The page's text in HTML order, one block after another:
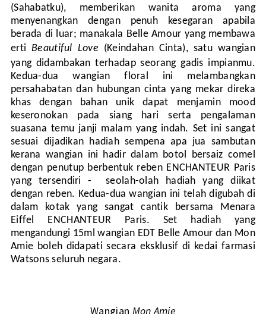
(Sahabatku), memberikan wanita aroma yang
menyenangkan dengan penuh kesegaran apabila
berada di luar; manakala Belle Amour yang membawa
ertiBeautiful Love (Keindahan Cinta), satu wangian
yang didambakan terhadap seorang gadis impianmu.
Kedua-dua wangian floral ini melambangkan
persahabatan dan hubungan cinta yang mekar direka
khas dengan bahan unik dapat menjamin mood
keseronokan pada siang hari serta pengalaman
suasana temu janji malam yang indah. Set ini sangat
sesuai dijadikan hadiah sempena apa jua sambutan
kerana wangian ini hadir dalam botol bersaiz comel
dengan penutup berbentuk reben ENCHANTEUR Paris
yang tersendiri - seolah-olah hadiah yang diikat
dengan reben. Kedua-dua wangian ini telah digubah di
dalam kotak yang sangat cantik bersama Menara
Eiffel ENCHANTEUR Paris. Set hadiah yang
mengandungi 15ml wangian EDT Belle Amour dan Mon
Amie boleh didapati secara eksklusif di kedai farmasi
Watsons seluruh negara.
Wangian Mon Amie